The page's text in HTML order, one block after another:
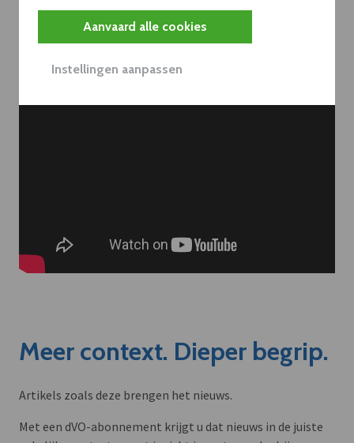
Aanvaard alle cookies
Instellingen aanpassen
Meer context. Dieper begrip.
Artikels zoals deze brengen het nieuws.
Met een dVO-abonnement krijgt u dat nieuws in de juiste